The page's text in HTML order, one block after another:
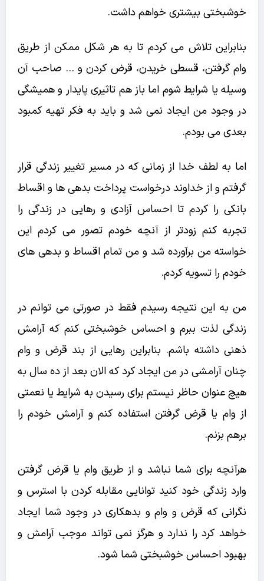
خوشبختی بیشتری خواهم داشت.
بنابراین تلاش می کردم تا به هر شکل ممکن از طریق
وام گرفتن، قسطی خریدن، قرض کردن و … صاحب آن
وسیله یا شرایط شوم اما باز هم تاثیری پایدار و همیشگی
در وجود من ایجاد نمی شد و باید به فکر تهیه کمبود
بعدی می بودم.
اما به لطف خدا از زمانی که در مسیر تغییر زندگی قرار
گرفتم و از خداوند درخواست پرداخت بدهی ها و اقساط
بانکی را کردم تا احساس آزادی و رهایی در زندگی را
تجربه کنم زودتر از آنچه خودم تصور می کردم این
خواسته من برآورده شد و من تمام اقساط و بدهی های
خودم را تسویه کردم.
من به این نتیجه رسیدم فقط در صورتی می توانم در
زندگی لذت ببرم و احساس خوشبختی کنم که آرامش
ذهنی داشته باشم. بنابراین رهایی از بند قرض و وام
چنان آرامشی در من ایجاد کرد که الان بعد از ده سال به
هیچ عنوان حاظر نیستم برای رسیدن به شرایط یا نعمتی
از وام یا قرض گرفتن استفاده کنم و آرامش خودم را
برهم بزنم.
هرآنچه برای شما نباشد و از طریق وام یا قرض گرفتن
وارد زندگی خود کنید توانایی مقابله کردن با استرس و
نگرانی که قرض و وام و بدهکاری در وجود شما ایجاد
خواهد کرد را ندارد و هرگز نمی تواند موجب آرامش و
بهبود احساس خوشبختی شما شود.